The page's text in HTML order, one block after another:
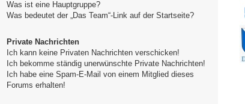
Was ist eine Hauptgruppe?
Was bedeutet der „Das Team“-Link auf der Startseite?
Private Nachrichten
Ich kann keine Privaten Nachrichten verschicken!
Ich bekomme ständig unerwünschte Private Nachrichten!
Ich habe eine Spam-E-Mail von einem Mitglied dieses
Forums erhalten!